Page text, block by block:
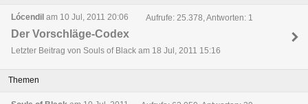
Lócendil am 10 Jul, 2011 20:06 Aufrufe: 25.378, Antworten: 1
Der Vorschläge-Codex
Letzter Beitrag von Souls of Black am 18 Jul, 2011 15:16
Themen